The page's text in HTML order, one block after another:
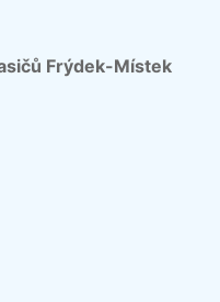
Frýdek-Místek